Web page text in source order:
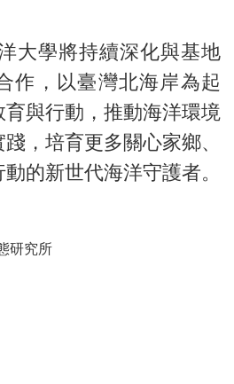
大學將持續深化與基地
作，以臺灣北海岸為起
與行動，推動海洋環境
，培育更多關心家鄉、
的新世代海洋守護者。
研究所